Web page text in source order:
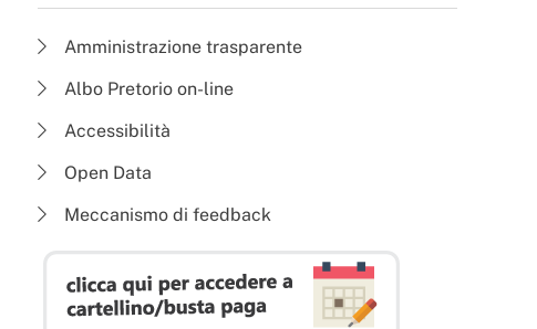
Amministrazione trasparente
Albo Pretorio on-line
Accessibilità
Open Data
Meccanismo di feedback